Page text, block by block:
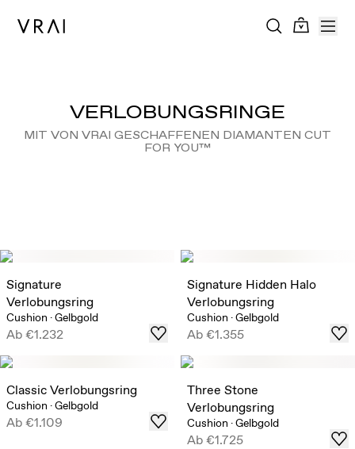
VERLOBUNGSRINGE
MIT VON VRAI GESCHAFFENEN DIAMANTEN CUT
FOR YOU™
Signature
Verlobungsring
Cushion ·Gelbgold
Ab€1.232
Signature Hidden Halo
Verlobungsring
Cushion ·Gelbgold
Ab€1.355
Classic Verlobungsring
Cushion ·Gelbgold
Ab€1.109
Three Stone
Verlobungsring
Cushion ·Gelbgold
Ab€1.725